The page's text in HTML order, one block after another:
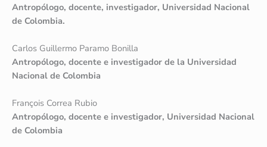
Antropólogo, docente, investigador, Universidad Nacional
de Colombia.
Carlos Guillermo Paramo Bonilla
Antropólogo, docente e investigador de la Universidad
Nacional de Colombia
François Correa Rubio
Antropólogo, docente e investigador, Universidad Nacional
de Colombia